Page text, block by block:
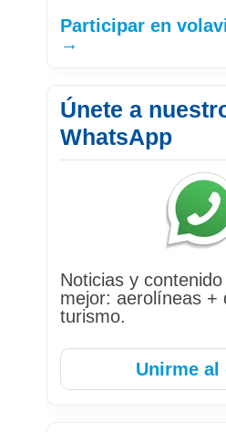
Participar en
→
Únete a
WhatsApp
Noticias y
mejor: aerolíneas +
turismo.
Unirme al